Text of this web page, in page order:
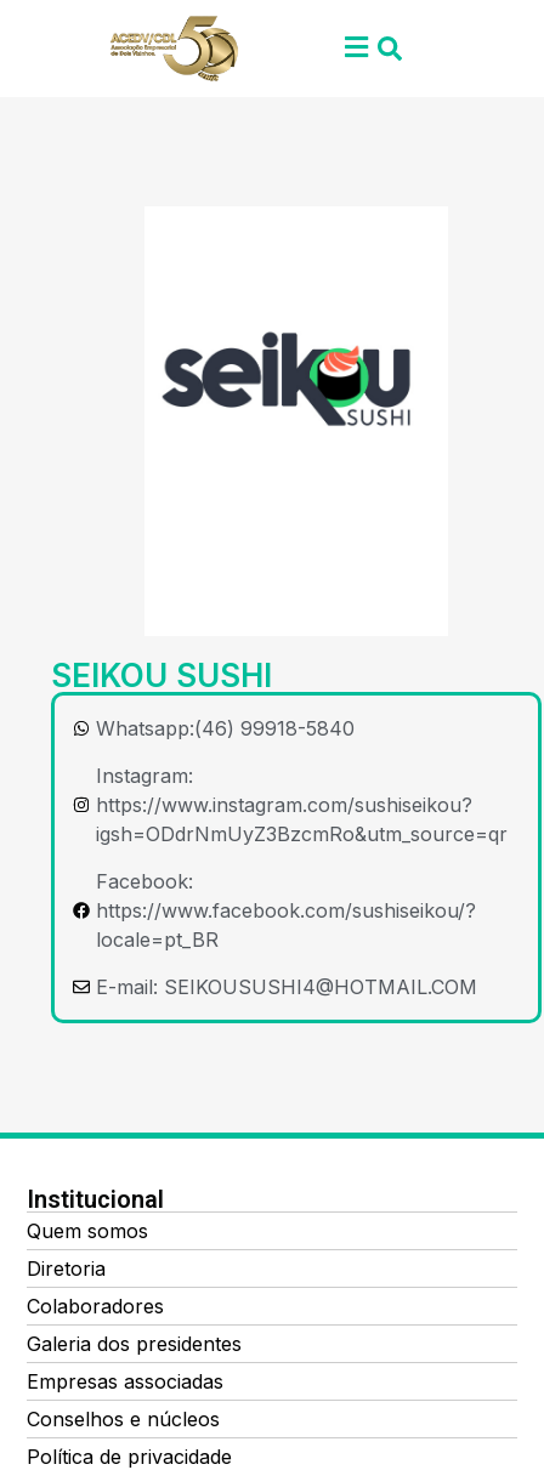
SEIKOU SUSHI
Whatsapp:(46) 99918-5840
Instagram:
https://www.instagram.com/sushiseikou?
igsh=ODdrNmUyZ3BzcmRo&utm_source=qr
Facebook:
https://www.facebook.com/sushiseikou/?
locale=pt_BR
E-mail: SEIKOUSUSHI4@HOTMAIL.COM
Institucional
Quem somos
Diretoria
Colaboradores
Galeria dos presidentes
Empresas associadas
Conselhos e núcleos
Política de privacidade